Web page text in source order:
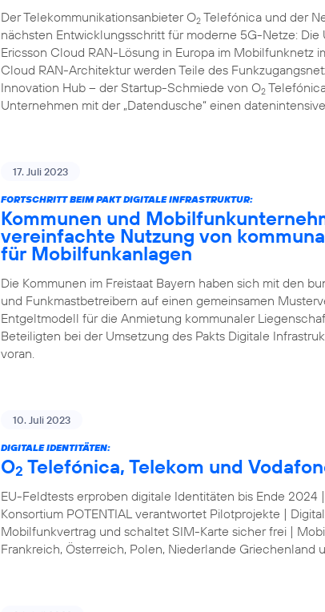
Der Telekommunikationsanbieter O2 Telefónica und der
nächsten Entwicklungsschritt für moderne 5G-Netze:
Ericsson Cloud RAN-Lösung in Europa im Mobilfunknetz
Cloud RAN-Architektur werden Teile des
Innovation Hub – der Startup-Schmiede von O2
Unternehmen mit der „Datendusche“ einen
17. Juli 2023
FORTSCHRITT BEIM PAKT DIGITALE INFRASTRUKTUR:
Kommunen und
vereinfachte Nutzung von
für Mobilfunkanlagen
Die Kommunen im Freistaat Bayern haben sich mit den
und Funkmastbetreibern auf einen gemeinsamen
Entgeltmodell für die Anmietung kommunaler
Beteiligten bei der Umsetzung des Pakts Digitale
voran.
10. Juli 2023
DIGITALE IDENTITÄTEN:
O2 Telefónica, Telekom und
EU-Feldtests erproben digitale Identitäten bis Ende
Konsortium POTENTIAL verantwortet Pilotprojekte |
Mobilfunkvertrag und schaltet SIM-Karte sicher frei |
Frankreich, Österreich, Polen, Niederlande Griechenland